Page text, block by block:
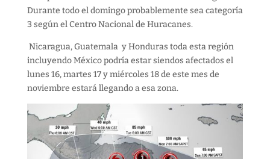
Durante todo el domingo probablemente sea categoría
3 según el Centro Nacional de Huracanes.
Nicaragua, Guatemala y Honduras toda esta región
incluyendo México podría estar siendos afectados el
lunes 16, martes 17 y miércoles 18 de este mes de
noviembre estará llegando a esa zona.